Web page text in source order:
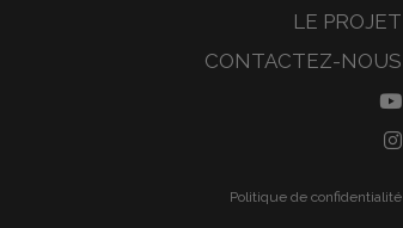
LE PROJET
CONTACTEZ-NOUS
Politique de confidentialité